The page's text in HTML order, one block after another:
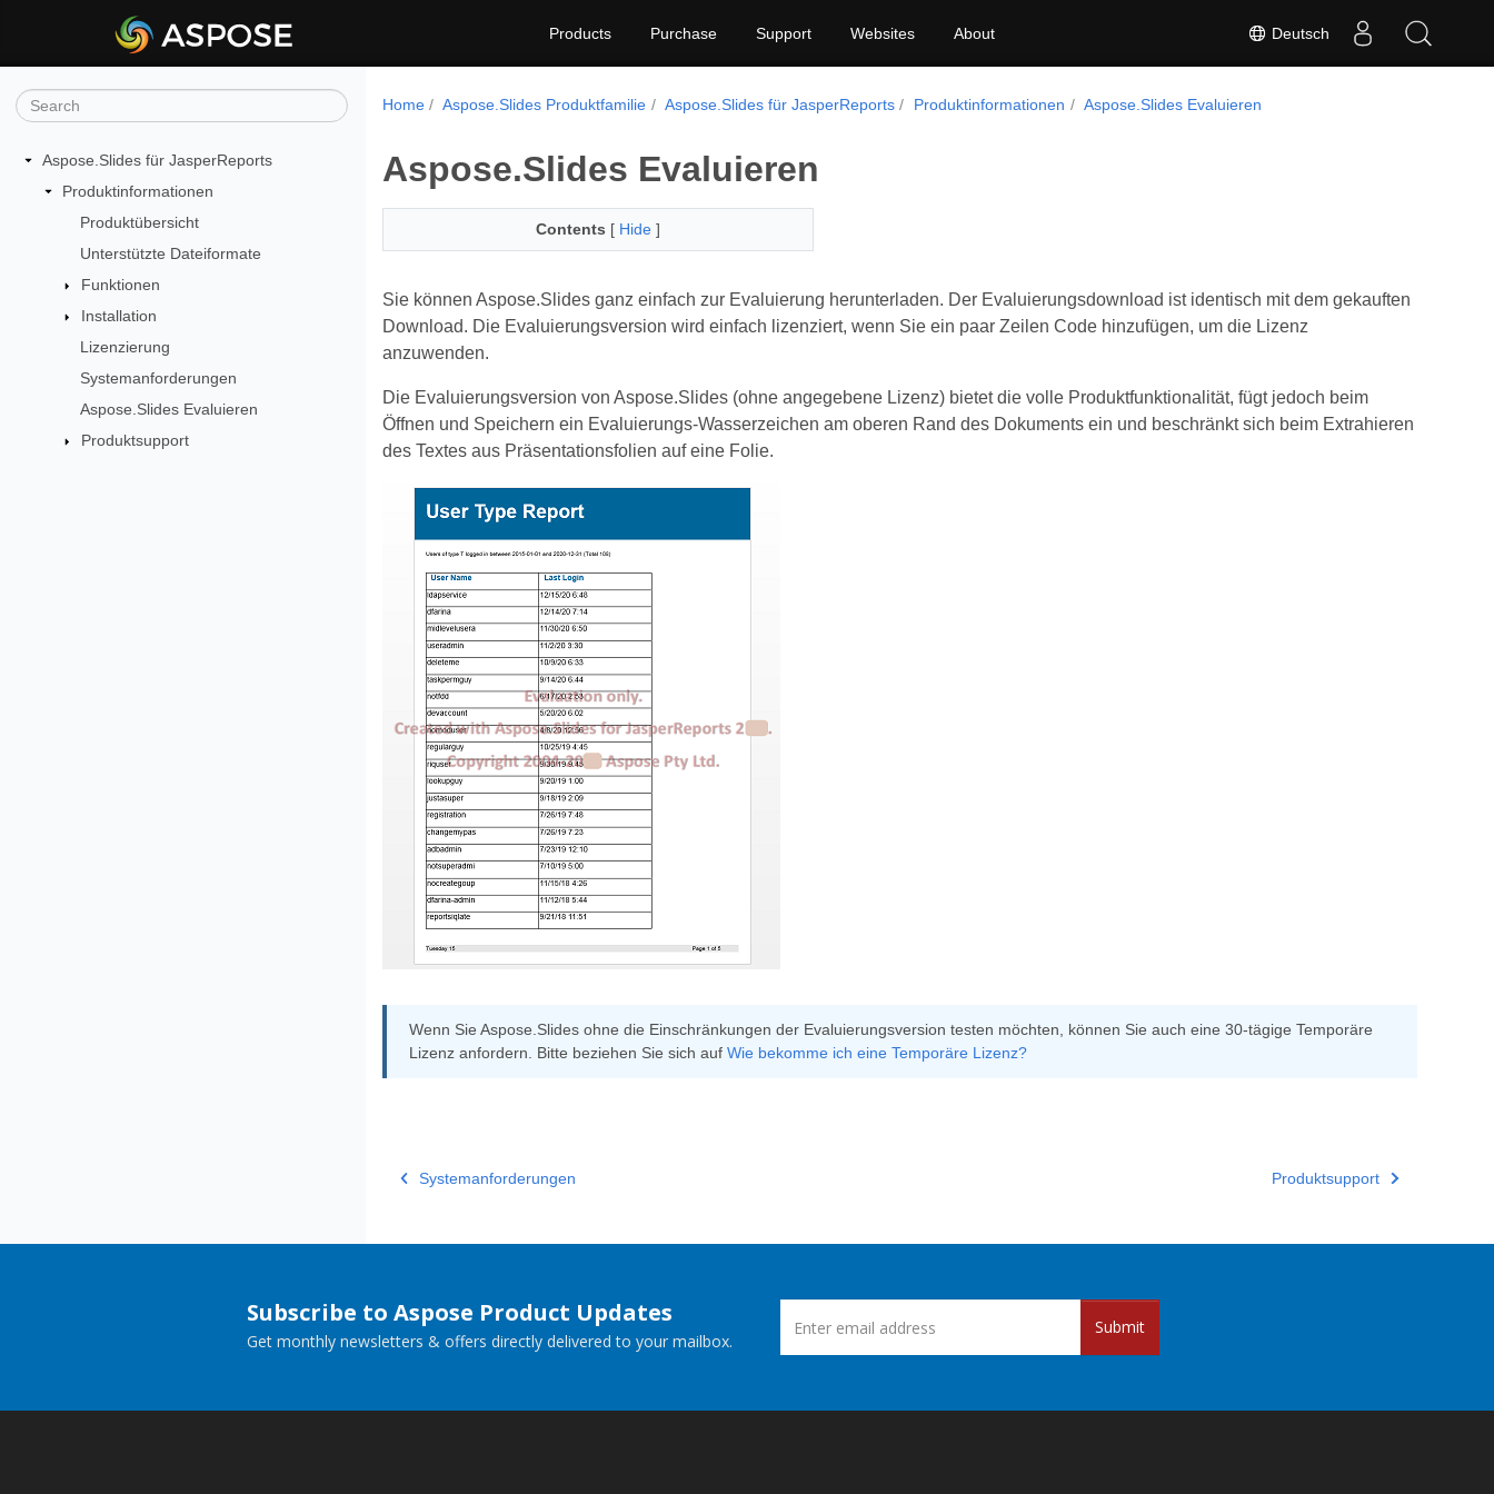
Deutsch
Products Purchase Support Websites About
Aspose.Slides für JasperReports
Produktinformationen
Produktübersicht
Unterstützte Dateiformate
Funktionen
Installation
Lizenzierung
Systemanforderungen
Aspose.Slides Evaluieren
Produktsupport
Home Aspose.Slides Produktfamilie Aspose.Slides für JasperReports Produktinformationen Aspose.Slides Evaluieren
Aspose.Slides Evaluieren
Contents [ Hide ]
Sie können Aspose.Slides ganz einfach zur Evaluierung herunterladen. Der Evaluierungsdownload ist identisch mit dem gekauften
Download. Die Evaluierungsversion wird einfach lizenziert, wenn Sie ein paar Zeilen Code hinzufügen, um die Lizenz
anzuwenden.
Die Evaluierungsversion von Aspose.Slides (ohne angegebene Lizenz) bietet die volle Produktfunktionalität, fügt jedoch beim
Öffnen und Speichern ein Evaluierungs-Wasserzeichen am oberen Rand des Dokuments ein und beschränkt sich beim Extrahieren
des Textes aus Präsentationsfolien auf eine Folie.
Wenn Sie Aspose.Slides ohne die Einschränkungen der Evaluierungsversion testen möchten, können Sie auch eine 30-tägige Temporäre
Lizenz anfordern. Bitte beziehen Sie sich auf Wie bekomme ich eine Temporäre Lizenz?
Systemanforderungen Produktsupport
Subscribe to Aspose Product Updates
Get monthly newsletters & offers directly delivered to your mailbox.
Submit